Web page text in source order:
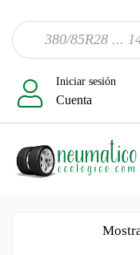
Iniciar sesión
Cuenta